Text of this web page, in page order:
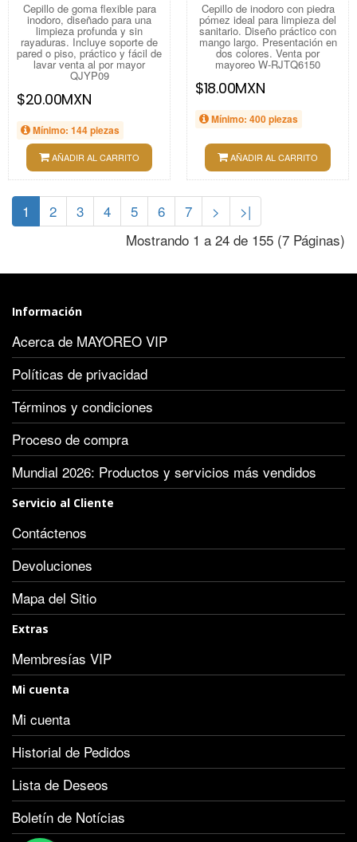
Cepillo de goma flexible para
inodoro, diseñado para una
limpieza profunda y sin
rayaduras. Incluye soporte de
pared o piso, práctico y fácil de
lavar venta al por mayor
QJYP09
$20.00MXN
Mínimo: 144 piezas
AÑADIR AL CARRITO
Cepillo de inodoro con piedra
pómez ideal para limpieza del
sanitario. Diseño práctico con
mango largo. Presentación en
dos colores. Venta por
mayoreo W-RJTQ6150
$18.00MXN
Mínimo: 400 piezas
AÑADIR AL CARRITO
1 2 3 4 5 6 7 >
>|
Mostrando 1 a 24 de 155 (7 Páginas)
Información
Acerca de MAYOREO VIP
Políticas de privacidad
Términos y condiciones
Proceso de compra
Mundial 2026: Productos y servicios más vendidos
Servicio al Cliente
Contáctenos
Devoluciones
Mapa del Sitio
Extras
Membresías VIP
Mi cuenta
Mi cuenta
Historial de Pedidos
Lista de Deseos
Boletín de Notícias